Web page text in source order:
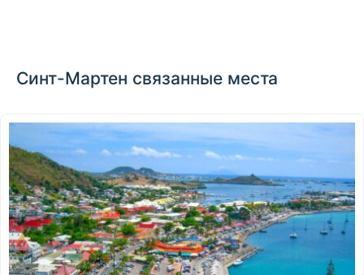
Синт-Мартен связанные места